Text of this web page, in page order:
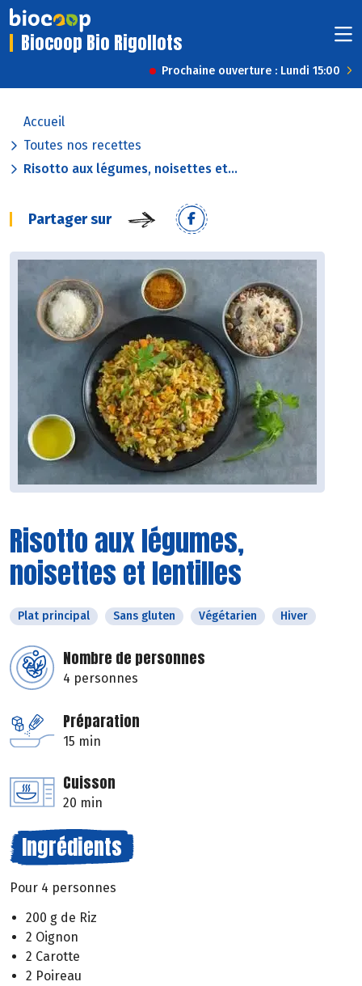
Biocoop Bio Rigollots
Prochaine ouverture : Lundi 15:00
Accueil
Toutes nos recettes
Risotto aux légumes, noisettes et...
Partager sur
Risotto aux légumes,
noisettes et lentilles
Plat principal Sans gluten Végétarien Hiver
Nombre de personnes
4 personnes
Préparation
15 min
Cuisson
20 min
Ingrédients
Pour 4 personnes
200 g de Riz
2 Oignon
2 Carotte
2 Poireau